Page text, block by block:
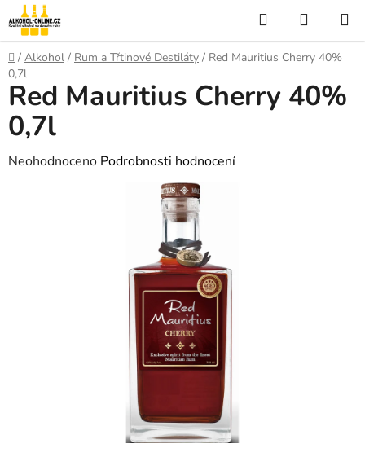
Přejít
na
obsah
Hledat
KOŠÍK
Domů
/ Alkohol / Rum a Třtinové Destiláty / Red Mauritius Cherry 40%
0,7l
Red Mauritius Cherry 40%
0,7l
Průměrné
Neohodnoceno Podrobnosti hodnocení